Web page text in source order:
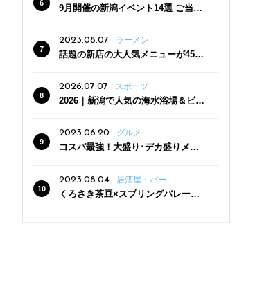
9月開催の新潟イベント14選 ご当地
2023.08.07 ラーメン
話題の新店の大人気メニューが450
クーポン登場
2026.07.07 スポーツ
2026｜新潟で人気の海水浴場＆ビー
2023.06.20
グルメ
コスパ最強！大盛り･デカ盛りメニ
2023.08.04
居酒屋・バー
くろさき茶豆×スプリングバレー豊